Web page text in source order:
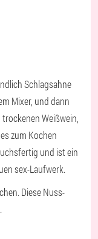
Schlagsahne
Mixer, und dann
Weißwein,
zum Kochen
und ist ein
sex-Laufwerk.
Diese Nuss-